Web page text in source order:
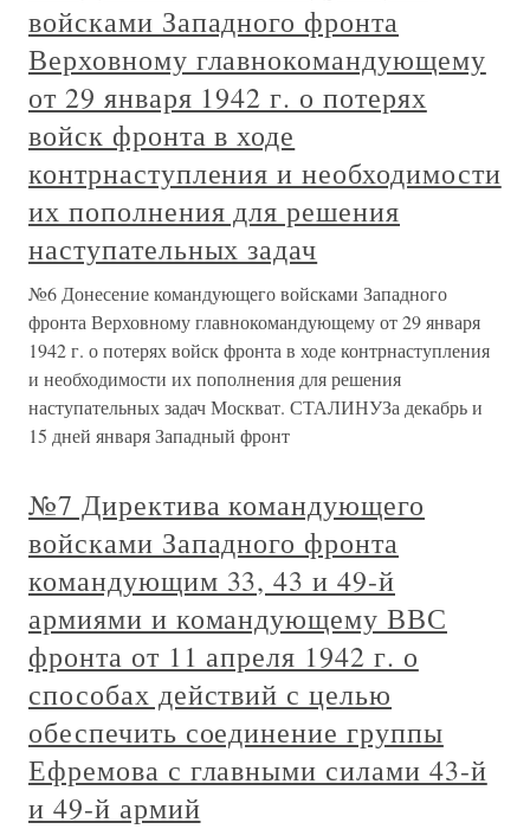
войсками Западного фронта
Верховному главнокомандующему
от 29 января 1942 г. о потерях
войск фронта в ходе
контрнаступления и необходимости
их пополнения для решения
наступательных задач
№6 Донесение командующего войсками Западного
фронта Верховному главнокомандующему от 29 января
1942 г. о потерях войск фронта в ходе контрнаступления
и необходимости их пополнения для решения
наступательных задач Москват. СТАЛИНУЗа декабрь и
15 дней января Западный фронт
№7 Директива командующего
войсками Западного фронта
командующим 33, 43 и 49-й
армиями и командующему ВВС
фронта от 11 апреля 1942 г. о
способах действий с целью
обеспечить соединение группы
Ефремова с главными силами 43-й
и 49-й армий